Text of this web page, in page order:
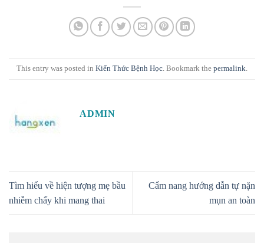
This entry was posted in Kiến Thức Bệnh Học. Bookmark the permalink.
ADMIN
Tìm hiểu về hiện tượng mẹ bầu
nhiễm chấy khi mang thai
Cẩm nang hướng dẫn tự nặn
mụn an toàn